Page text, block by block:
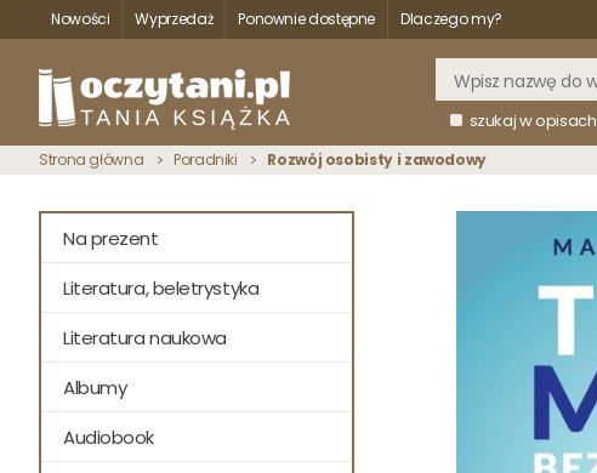
Nowości Wyprzedaż Ponownie dostępne Dlaczego my?
szukaj w opisach
Strona główna Poradniki Rozwój osobisty i zawodowy
Na prezent
Literatura, beletrystyka
Literatura naukowa
Albumy
Audiobook